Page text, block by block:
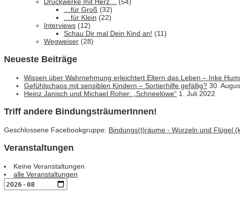
Druckwerke mit Herz… (54)
…für Groß (32)
…für Klein (22)
Interviews (12)
Schau Dir mal Dein Kind an! (11)
Wegweiser (28)
Neueste Beiträge
Wissen über Wahrnehmung erleichtert Eltern das Leben – Inke
Gefühlschaos mit sensiblen Kindern – Sortierhilfe gefällig? 30.
Heinz Janisch und Michael Roher: „Schneelöwe“ 1. Juli 2022
Triff andere BindungsträumerInnen!
Geschlossene Facebookgruppe: Bindungs(t)räume - Wurzeln und Flügel
Veranstaltungen
Keine Veranstaltungen
alle Veranstaltungen